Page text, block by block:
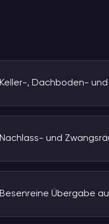
Keller-, Dachboden-
Nachlass- und
Besenreine Übergabe